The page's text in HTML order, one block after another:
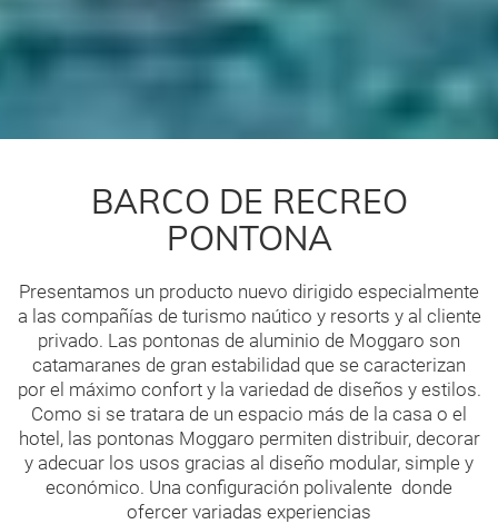
BARCO DE RECREO
PONTONA
Presentamos un producto nuevo dirigido especialmente
a las compañías de turismo naútico y resorts y al cliente
privado. Las pontonas de aluminio de Moggaro son
catamaranes de gran estabilidad que se caracterizan
por el máximo confort y la variedad de diseños y estilos.
Como si se tratara de un espacio más de la casa o el
hotel, las pontonas Moggaro permiten distribuir, decorar
y adecuar los usos gracias al diseño modular, simple y
económico. Una configuración polivalente donde
ofercer variadas experiencias